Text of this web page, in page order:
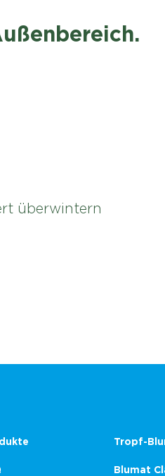
überwintern
Tropf-
Blumat